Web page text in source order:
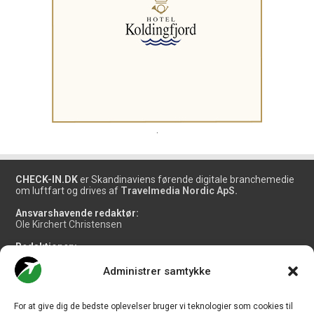
Administrer samtykke
For at give dig de bedste oplevelser bruger vi teknologier som cookies til
CHECK-IN.DK er Skandinaviens førende digitale branchemedie
om luftfart og drives af Travelmedia Nordic ApS.
Ansvarshavende redaktør:
Ole Kirchert Christensen
Redaktionen:
Christian Granhøj Skouboe
Henrik Baumgarten
Danny Longhi Andreasen